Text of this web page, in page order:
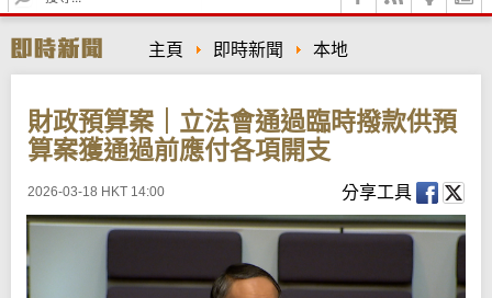
e
r
c
主頁 即時新聞 本地
財政預算案｜立法會通過臨時撥款供預
算案獲通過前應付各項開支
2026-03-18 HKT 14:00 分享工具